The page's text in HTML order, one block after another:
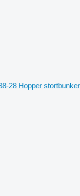
28 Hopper stortbunker